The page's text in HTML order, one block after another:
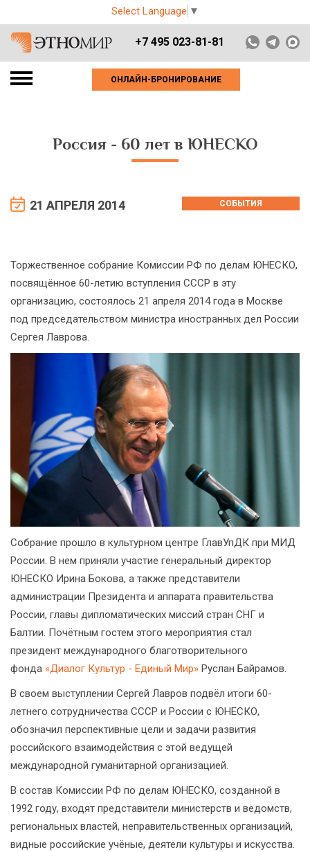
Select Language ▼
+7 495 023-81-81
ОНЛАЙН-БРОНИРОВАНИЕ
Россия - 60 лет в ЮНЕСКО
21 АПРЕЛЯ 2014 СОБЫТИЯ
Торжественное собрание Комиссии РФ по делам ЮНЕСКО,
посвящённое 60-летию вступления СССР в эту
организацию, состоялось 21 апреля 2014 года в Москве
под председательством министра иностранных дел России
Сергея Лаврова.
Собрание прошло в культурном центре ГлавУпДК при МИД
России. В нем приняли участие генеральный директор
ЮНЕСКО Ирина Бокова, а также представители
администрации Президента и аппарата правительства
России, главы дипломатических миссий стран СНГ и
Балтии. Почётным гостем этого мероприятия стал
президент международного благотворительного
фонда «Диалог Культур - Единый Мир» Руслан Байрамов.
В своем выступлении Сергей Лавров подвёл итоги 60-
летнего сотрудничества СССР и России с ЮНЕСКО,
обозначил перспективные цели и задачи развития
российского взаимодействия с этой ведущей
международной гуманитарной организацией.
В состав Комиссии РФ по делам ЮНЕСКО, созданной в
1992 году, входят представители министерств и ведомств,
региональных властей, неправительственных организаций,
видные российские учёные, деятели культуры и искусства.